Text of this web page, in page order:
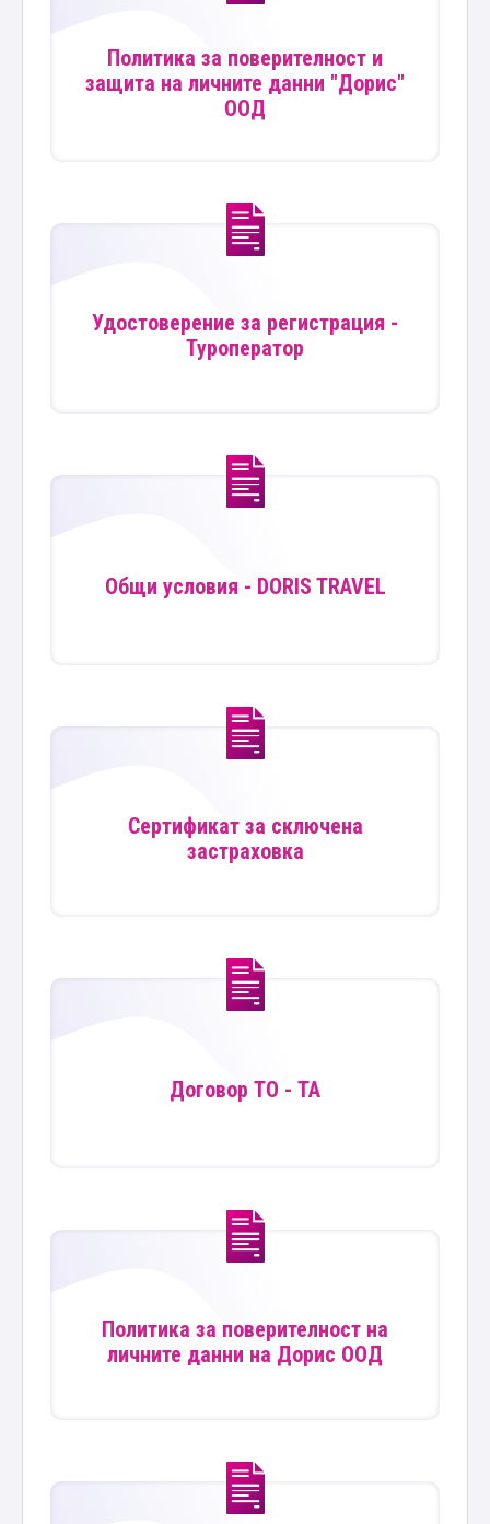
Политика за поверителност и
защита на личните данни "Дорис"
ООД
Удостоверение за регистрация -
Туроператор
Общи условия - DORIS TRAVEL
Сертификат за сключена
застраховка
Договор ТО - ТА
Политика за поверителност на
личните данни на Дорис ООД